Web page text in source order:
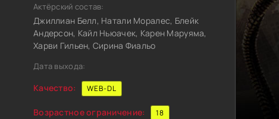
Актёрский состав:
Джиллиан Белл, Натали Моралес, Блейк
Андерсон, Кайл Ньюачек, Карен Маруяма,
Харви Гильен, Сирина Фиальо
Дата выхода:
Качество: WEB-DL
Возрастное ограничение: 18